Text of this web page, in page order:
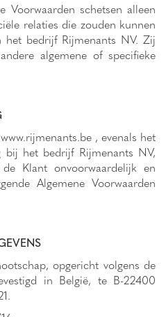
Voorwaarden schetsen alleen
relaties die zouden kunnen
het bedrijf Rijmenants NV. Zij
algemene of specifieke
, evenals het
bij het bedrijf Rijmenants NV,
Klant onvoorwaardelijk en
Algemene Voorwaarden
opgericht volgens de
in België, te B-22400